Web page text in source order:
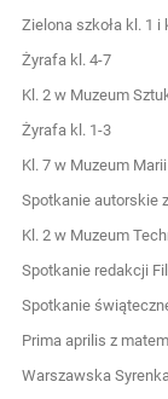
Zielona szkoła kl. 1 i
Żyrafa kl. 4-7
Kl. 2 w Muzeum
Żyrafa kl. 1-3
Kl. 7 w Muzeum
Spotkanie autorskie
Kl. 2 w Muzeum
Spotkanie redakcji
Spotkanie
Prima aprilis z
Warszawska Syrenka